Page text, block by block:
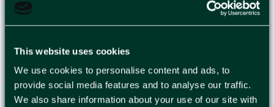
This website uses cookies
We use cookies to personalise content and ads, to
provide social media features and to analyse our traffic.
We also share information about your use of our site with
ELD FÖRBJUDEN A4
Varningsskyltar varnar för fara i alla miljöer och